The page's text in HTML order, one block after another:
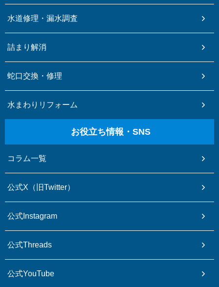
水道修理・漏水調査
詰まり解消
蛇口交換・修理
水まわりリフォーム
お役立ち情報・SNS
コラム一覧
公式X（旧Twitter）
公式Instagram
公式Threads
公式YouTube